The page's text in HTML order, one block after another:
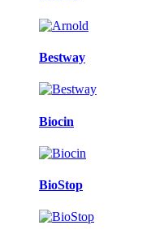
Bestway
Biocin
BioStop